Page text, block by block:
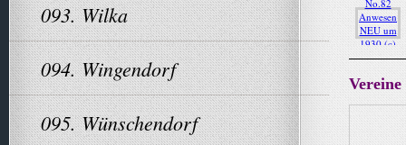
093. Wilka
094. Wingendorf
095. Wünschendorf
Vereine